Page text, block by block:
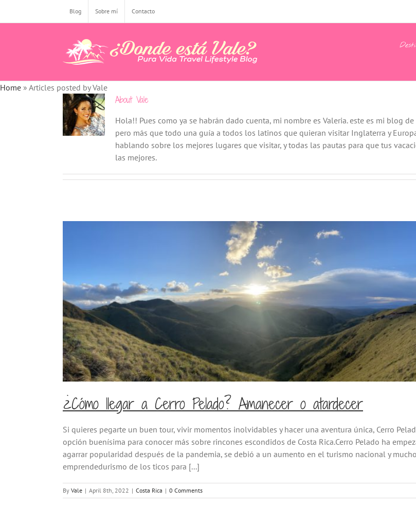
Blog Sobre mí Contacto
Home » Articles posted by Vale
About Vale
Hola!! Pues como ya se habrán dado cuenta, mi nombre es Valeria. este es mi blog
pero más que todo una guía a todos los latinos que quieran visitar Inglaterra y
hablando sobre los mejores lugares que visitar, y todas las pautas para que tus
las mejores.
¿Cómo llegar a Cerro Pelado? Amanecer o atardecer
Si quieres pegarte un buen tour, vivir momentos inolvidables y hacer una aventura única, Cerro
opción buenísima para conocer más sobre rincones escondidos de Costa Rica.Cerro Pelado ha
agarrar popularidad después de la pandemia, se debió a un aumento en el turismo nacional y mucho
emprendedurismo de los ticos para [...]
By Vale | April 8th, 2022 | Costa Rica | 0 Comments